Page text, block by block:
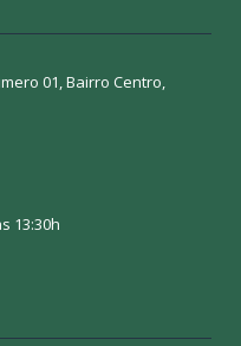
01, Bairro Centro,
13:30h